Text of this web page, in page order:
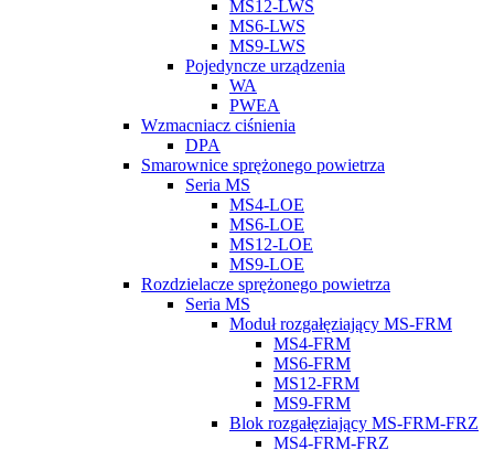
MS12-LWS
MS6-LWS
MS9-LWS
Pojedyncze urządzenia
WA
PWEA
Wzmacniacz ciśnienia
DPA
Smarownice sprężonego powietrza
Seria MS
MS4-LOE
MS6-LOE
MS12-LOE
MS9-LOE
Rozdzielacze sprężonego powietrza
Seria MS
Moduł rozgałęziający MS-FRM
MS4-FRM
MS6-FRM
MS12-FRM
MS9-FRM
Blok rozgałęziający MS-FRM-FRZ
MS4-FRM-FRZ